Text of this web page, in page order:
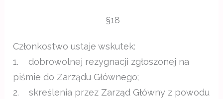
§18
Członkostwo ustaje wskutek:
1. dobrowolnej rezygnacji zgłoszonej na
piśmie do Zarządu Głównego;
2. skreślenia przez Zarząd Główny z powodu